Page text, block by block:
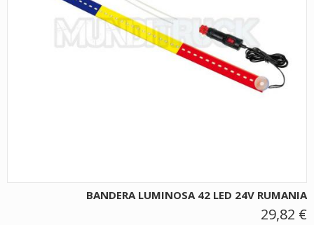
BANDERA LUMINOSA 42 LED 24V RUMANIA
29,82 €